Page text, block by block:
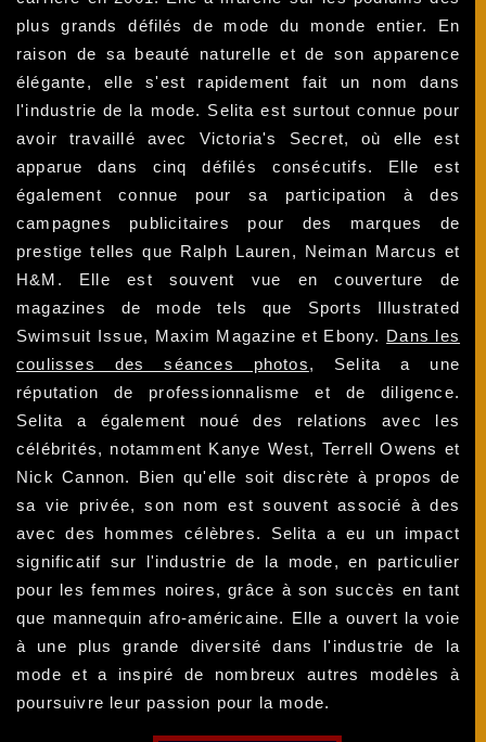
plus grands défilés de mode du monde entier. En
raison de sa beauté naturelle et de son apparence
élégante, elle s'est rapidement fait un nom dans
l'industrie de la mode. Selita est surtout connue pour
avoir travaillé avec Victoria's Secret, où elle est
apparue dans cinq défilés consécutifs. Elle est
également connue pour sa participation à des
campagnes publicitaires pour des marques de
prestige telles que Ralph Lauren, Neiman Marcus et
H&M. Elle est souvent vue en couverture de
magazines de mode tels que Sports Illustrated
Swimsuit Issue, Maxim Magazine et Ebony. Dans les
coulisses des séances photos, Selita a une
réputation de professionnalisme et de diligence.
Selita a également noué des relations avec les
célébrités, notamment Kanye West, Terrell Owens et
Nick Cannon. Bien qu'elle soit discrète à propos de
sa vie privée, son nom est souvent associé à des
avec des hommes célèbres. Selita a eu un impact
significatif sur l'industrie de la mode, en particulier
pour les femmes noires, grâce à son succès en tant
que mannequin afro-américaine. Elle a ouvert la voie
à une plus grande diversité dans l'industrie de la
mode et a inspiré de nombreux autres modèles à
poursuivre leur passion pour la mode.